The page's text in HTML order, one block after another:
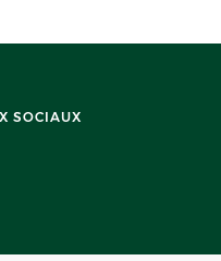
SOCIAUX